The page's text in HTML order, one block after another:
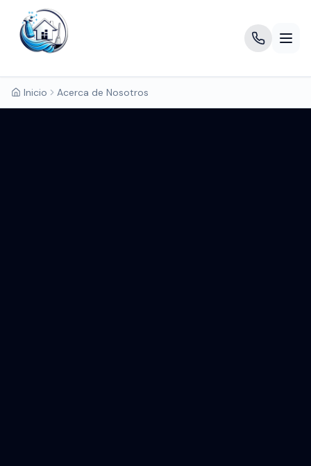
Inicio Acerca de Nosotros